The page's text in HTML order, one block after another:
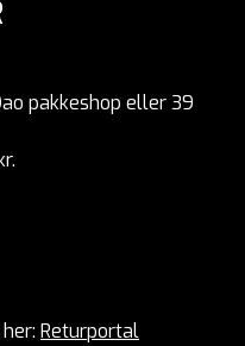
pakkeshop eller 39
Returportal